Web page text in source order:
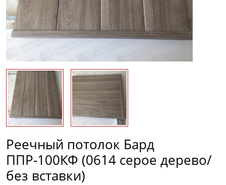
Реечный потолок Бард
ППР-100КФ (0614 серое дерево/
без вставки)